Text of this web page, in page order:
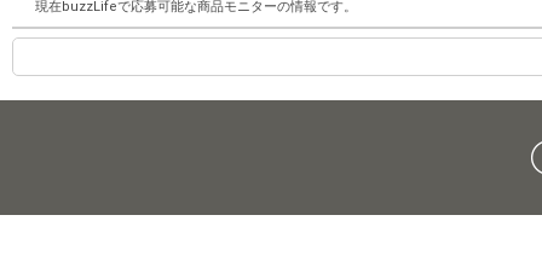
現在buzzLifeで応募可能な商品モニターの情報です。